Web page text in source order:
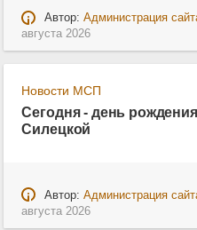
Автор: Администрация
августа 2026
Новости МСП
Сегодня - день
Силецкой
Автор: Администрация
августа 2026